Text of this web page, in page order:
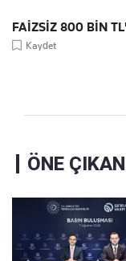
FAİZSİZ 800 BİN
Kaydet
ÖNE